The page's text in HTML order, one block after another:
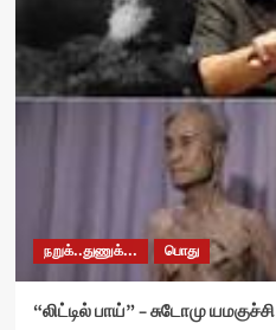
நறுக்..துணுக்... பொது
“லிட்டில் பாய்” – சுடோமு யமகுச்சி